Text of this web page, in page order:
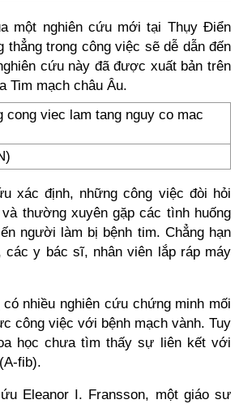
một nghiên cứu mới tại Thụy Điển
thẳng trong công việc sẽ dễ dẫn đến
cứu này đã được xuất bản trên
Tim mạch châu Âu.
xác định, những công việc đòi hỏi
thường xuyên gặp các tình huống
người làm bị bệnh tim. Chẳng hạn
các y bác sĩ, nhân viên lắp ráp máy
nhiều nghiên cứu chứng minh mối
công việc với bệnh mạch vành. Tuy
học chưa tìm thấy sự liên kết với
fib).
Eleanor I. Fransson, một giáo sư